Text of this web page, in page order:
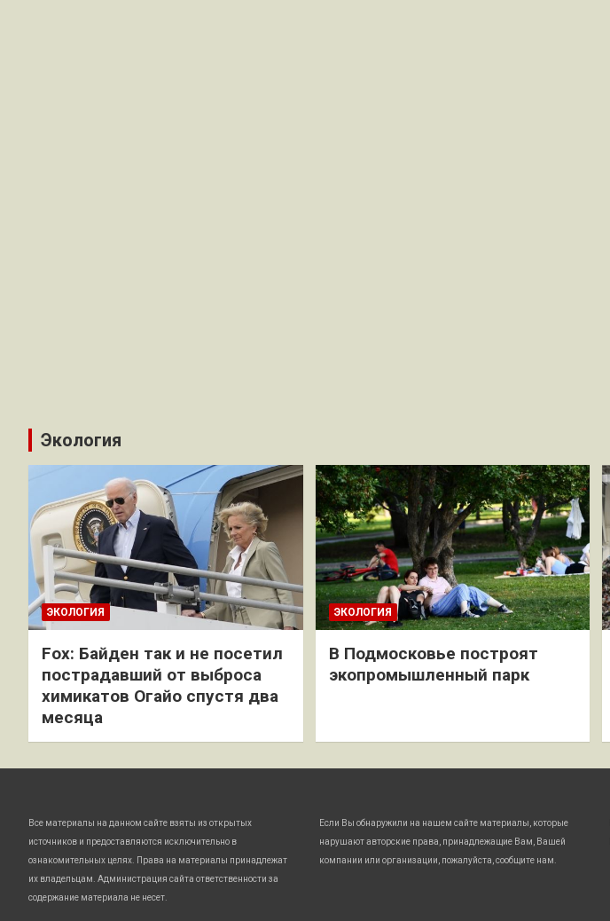
Экология
ЭКОЛОГИЯ
Fox: Байден так и не посетил
пострадавший от выброса
химикатов Огайо спустя два
месяца
ЭКОЛОГИЯ
В Подмосковье построят
экопромышленный парк
Все материалы на данном сайте взяты из открытых
источников и предоставляются исключительно в
ознакомительных целях. Права на материалы принадлежат
их владельцам. Администрация сайта ответственности за
содержание материала не несет.
Если Вы обнаружили на нашем сайте материалы, которые
нарушают авторские права, принадлежащие Вам, Вашей
компании или организации, пожалуйста, сообщите нам.